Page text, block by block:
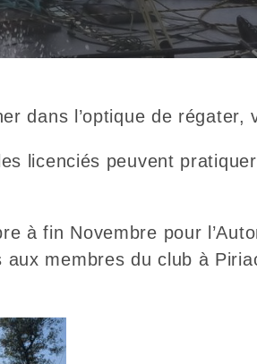
dans l’optique de
licenciés peuvent
à fin Novembre pour
membres du club à